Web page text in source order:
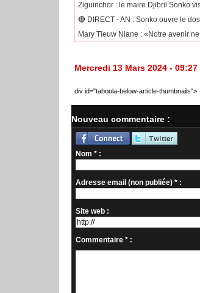
Ziguinchor : le maire Djibril Sonko
🔴​ DIRECT - AN : Sonko ouvre le
Mary Tieuw Niane : «Notre avenir
Mercredi 13 Mars 2024 - 09:27
div id="taboola-below-article-thumbnails">
Nouveau commentaire :
Nom * :
Adresse email (non publiée) * :
Site web :
Commentaire * :